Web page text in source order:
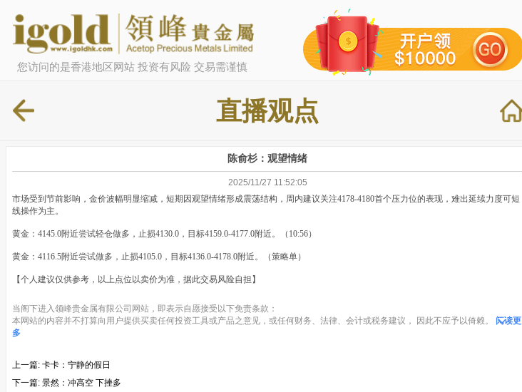
您访问的是香港地区网站 投资有风险 交易需谨慎
直播观点
陈俞杉：观望情绪
2025/11/27 11:52:05
市场受到节前影响，金价波幅明显缩减，短期因观望情绪形成震荡结构，周内建议关注4178-4180首个压力位的表现，难出延续力度可短
线操作为主。
黄金：4145.0附近尝试轻仓做多，止损4130.0，目标4159.0-4177.0附近。（10:56）
黄金：4116.5附近尝试做多，止损4105.0，目标4136.0-4178.0附近。（策略单）
【个人建议仅供参考，以上点位以卖价为准，据此交易风险自担】
当阁下进入领峰贵金属有限公司网站，即表示自愿接受以下免责条款：
本网站的内容并不打算向用户提供买卖任何投资工具或产品之意见，或任何财务、法律、会计或税务建议， 因此不应予以倚赖。
阅读更
多
上一篇: 卡卡：宁静的假日
下一篇: 景然：冲高空 下挫多